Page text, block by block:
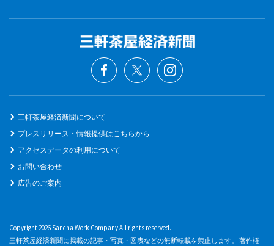
三軒茶屋経済新聞について
プレスリリース・情報提供はこちらから
アクセスデータの利用について
お問い合わせ
広告のご案内
Copyright 2026 Sancha Work Company All rights reserved.
三軒茶屋経済新聞に掲載の記事・写真・図表などの無断転載を禁止します。 著作権